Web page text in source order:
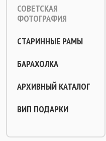
СОВЕТСКАЯ
ФОТОГРАФИЯ
СТАРИННЫЕ РАМЫ
БАРАХОЛКА
АРХИВНЫЙ КАТАЛОГ
ВИП ПОДАРКИ